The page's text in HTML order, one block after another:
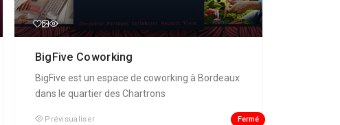
BigFive Coworking
BigFive est un espace de coworking à Bordeaux
dans le quartier des Chartrons
Prévisualiser Fermé